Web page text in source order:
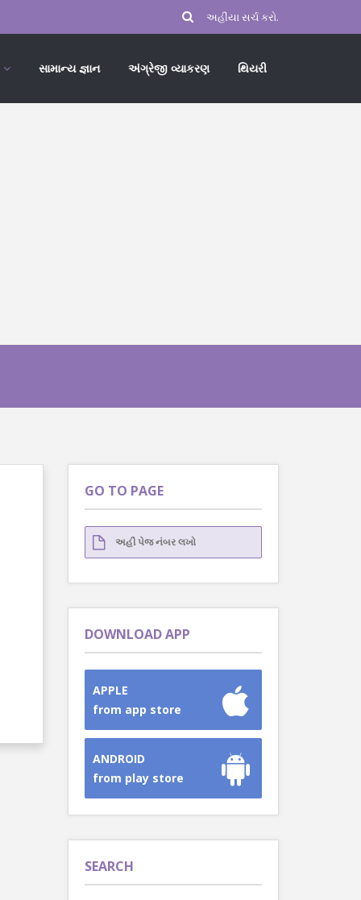
સામાન્ય જ્ઞાન અંગ્રેજી વ્યાકરણ થિયરી
GO TO PAGE
DOWNLOAD APP
APPLE
from app store
ANDROID
from play store
SEARCH